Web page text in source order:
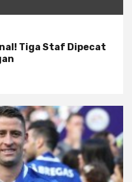
Tiga Staf Dipecat